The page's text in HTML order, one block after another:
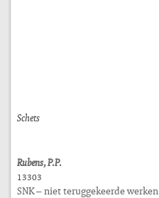
Schets
Rubens, P.P.
13303
SNK – niet teruggekeerde werken